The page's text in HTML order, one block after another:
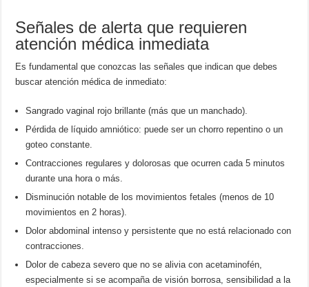
Señales de alerta que requieren
atención médica inmediata
Es fundamental que conozcas las señales que indican que debes
buscar atención médica de inmediato:
Sangrado vaginal rojo brillante (más que un manchado).
Pérdida de líquido amniótico: puede ser un chorro repentino o un
goteo constante.
Contracciones regulares y dolorosas que ocurren cada 5 minutos
durante una hora o más.
Disminución notable de los movimientos fetales (menos de 10
movimientos en 2 horas).
Dolor abdominal intenso y persistente que no está relacionado con
contracciones.
Dolor de cabeza severo que no se alivia con acetaminofén,
especialmente si se acompaña de visión borrosa, sensibilidad a la